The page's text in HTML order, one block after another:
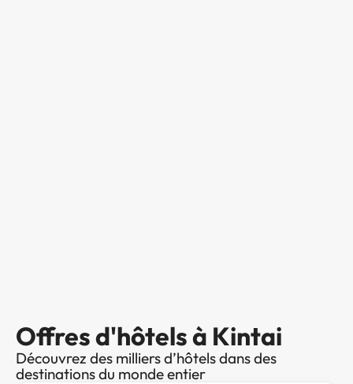
Offres d'hôtels à Kintai
Découvrez des milliers d’hôtels dans des
destinations du monde entier